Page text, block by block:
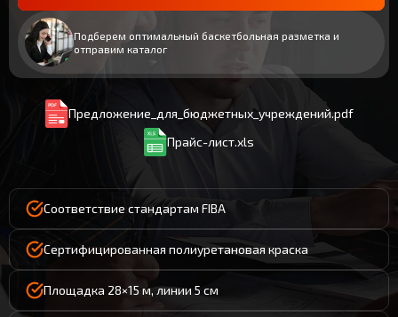
Подберем оптимальный баскетбольная разметка и
отправим каталог
Предложение_для_бюджетных_учреждений.pdf
Прайс-лист.xls
Соответствие стандартам FIBA
Сертифицированная полиуретановая краска
Площадка 28×15 м, линии 5 см